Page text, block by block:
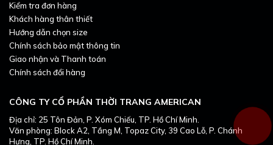
CÔNG TY CỔ PHẦN THỜI TRANG AMERICAN
Địa chỉ: 25 Tôn Đản, P. Xóm Chiếu, TP. Hồ Chí Minh.
Văn phòng: Block A2, Tầng M, Topaz City, 39 Cao Lỗ, P. Chánh
Hưng, TP. Hồ Chí Minh.
Kiểm tra đơn hàng
Khách hàng thân thiết
Hướng dẫn chọn size
Chính sách bảo mật thông tin
Giao nhận và Thanh toán
Chính sách đổi hàng